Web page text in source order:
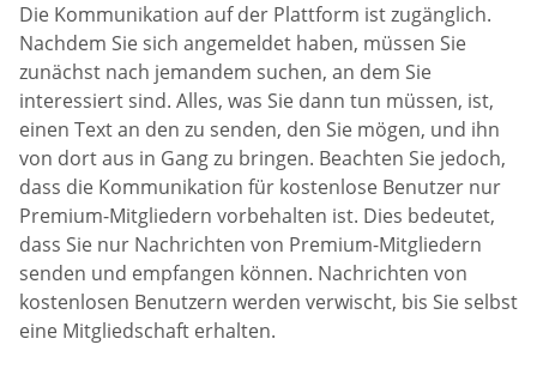
Die Kommunikation auf der Plattform ist zugänglich.
Nachdem Sie sich angemeldet haben, müssen Sie
zunächst nach jemandem suchen, an dem Sie
interessiert sind. Alles, was Sie dann tun müssen, ist,
einen Text an den zu senden, den Sie mögen, und ihn
von dort aus in Gang zu bringen. Beachten Sie jedoch,
dass die Kommunikation für kostenlose Benutzer nur
Premium-Mitgliedern vorbehalten ist. Dies bedeutet,
dass Sie nur Nachrichten von Premium-Mitgliedern
senden und empfangen können. Nachrichten von
kostenlosen Benutzern werden verwischt, bis Sie selbst
eine Mitgliedschaft erhalten.